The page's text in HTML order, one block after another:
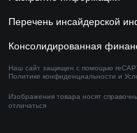
Перечень инсайдерской
Консолидированная
Наш сайт защищен с помощью
Политике конфиденциальности и
Изображения товара носят
отличаться